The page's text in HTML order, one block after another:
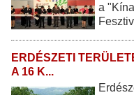
a
ERDÉSZETI
A 16 K...